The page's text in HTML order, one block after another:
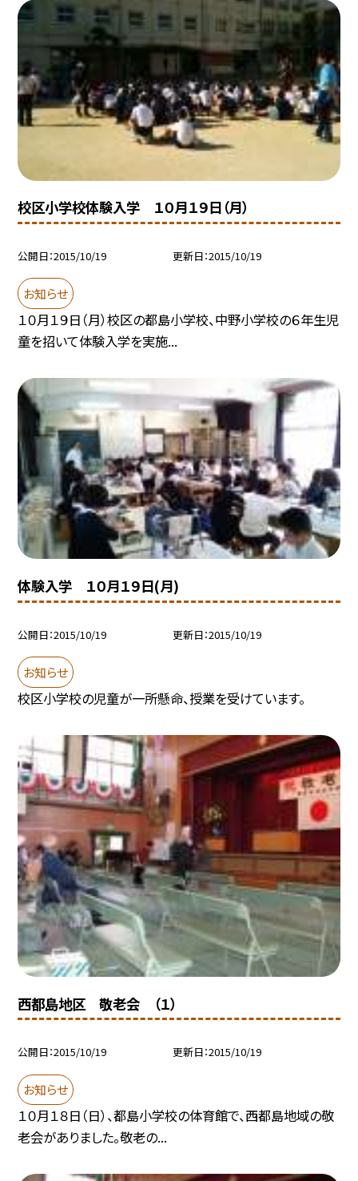
校区小学校体験入学 １０月１９日（月）
公開日 2015/10/19 更新日 2015/10/19
お知らせ
１０月１９日（月）校区の都島小学校、中野小学校の６年生児
童を招いて体験入学を実施...
体験入学 １０月１９日(月)
公開日 2015/10/19 更新日 2015/10/19
お知らせ
校区小学校の児童が一所懸命、授業を受けています。
西都島地区 敬老会 （１）
公開日 2015/10/19 更新日 2015/10/19
お知らせ
１０月１８日（日）、都島小学校の体育館で、西都島地域の敬
老会がありました。敬老の...